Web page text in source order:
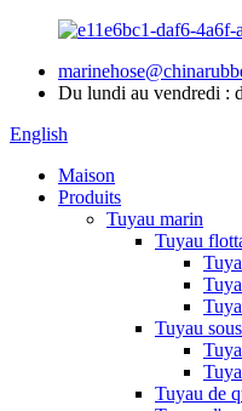
Du lundi au vendredi :
English
Maison
Produits
Tuyau marin
Tuyau
Tuyau
Tuyau de